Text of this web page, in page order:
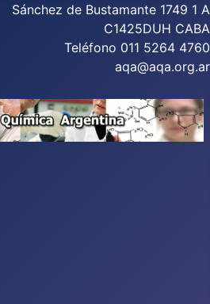
Sánchez de Bustamante 1749 1 A
C1425DUH CABA
Teléfono 011 5264 4760
aqa@aqa.org.ar